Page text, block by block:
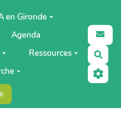
en Gironde
Agenda
Ressources